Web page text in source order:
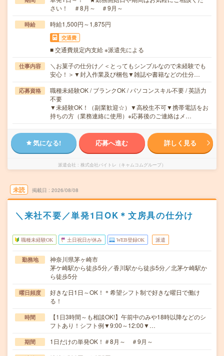
さい！ ＃8月～ ＃9月～
時給 時給1,500円～1,875円
交通費
■ 交通費規定内支給 ※派遣先による
仕事内容
＼お菓子の仕分け／＜とってもシンプルなので未経験でも
安心！＞▼封入作業及び梱包▼雑誌や書籍などの仕分…
応募資格
職種未経験OK / ブランクOK / パソコンスキル不要 / 英語力
不要
▼未経験OK！（副業歓迎☆）▼高校生不可▼携帯電話をお
持ちの方（業務連絡に使用）※応募後のご連絡はメ…
気になる! 応募へ進む 詳しく見る
派遣会社 株式会社バイトレ（キャムコムグループ）
未読 掲載日 2026/08/08
＼来社不要／単発1日OK＊文房具の仕分け
職種未経験OK 土日祝日が休み WEB登録OK 派遣
勤務地
神奈川県茅ヶ崎市
茅ケ崎駅から徒歩5分／香川駅から徒歩5分／北茅ケ崎駅か
ら徒歩5分
曜日頻度
好きな日1日～OK！＊希望シフト制で好きな曜日で働け
る！
時間
【1日3時間～も相談OK!】午前中のみや18時以降などのシ
フトあり！シフト例▼9:00～12:00▼…
期間 1日だけの単発OK！＃8月～ ＃9月～